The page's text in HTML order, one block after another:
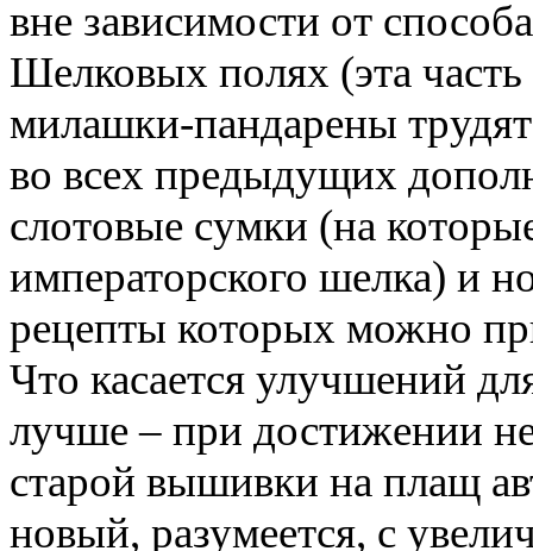
вне зависимости от
Шелковых полях (эта
милашки-пандарены
во всех предыдущих
слотовые сумки (на
императорского шелка) и
рецепты которых можно
Что касается улучшений
лучше – при достижении
старой вышивки на плащ
новый, разумеется, с